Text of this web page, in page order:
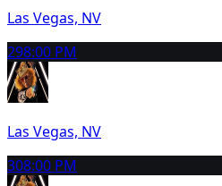
Las Vegas, NV
298:00 PM
Las Vegas, NV
308:00 PM